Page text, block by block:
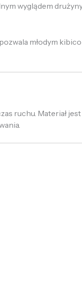
wyglądem
młodym
ruchu. Materiał